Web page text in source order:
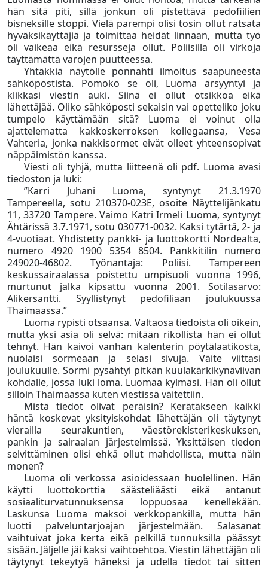
hän sitä piti, sillä jonkun oli pistettävä pedofiilien
bisneksille stoppi. Vielä parempi olisi tosin ollut ratsata
hyväksikäyttäjiä ja toimittaa heidät linnaan, mutta työ
oli vaikeaa eikä resursseja ollut. Poliisilla oli virkoja
täyttämättä varojen puutteessa.
Yhtäkkiä näytölle ponnahti ilmoitus saapuneesta
sähköpostista. Pomoko se oli, Luoma ärsyyntyi ja
klikkasi viestin auki. Siinä ei ollut otsikkoa eikä
lähettäjää. Oliko sähköposti sekaisin vai opetteliko joku
tumpelo käyttämään sitä? Luoma ei voinut olla
ajattelematta kakkoskerroksen kollegaansa, Vesa
Vahteria, jonka nakkisormet eivät olleet yhteensopivat
näppäimistön kanssa.
Viesti oli tyhjä, mutta liitteenä oli pdf. Luoma avasi
tiedoston ja luki:
”Karri Juhani Luoma, syntynyt 21.3.1970
Tampereella, sotu 210370-023E, osoite Näyttelijänkatu
11, 33720 Tampere. Vaimo Katri Irmeli Luoma, syntynyt
Ähtärissä 3.7.1971, sotu 030771-0032. Kaksi tytärtä, 2- ja
4-vuotiaat. Yhdistetty pankki- ja luottokortti Nordealta,
numero 4920 1900 5354 8504. Pankkitilin numero
249020-46802. Työnantaja: Poliisi. Tampereen
keskussairaalassa poistettu umpisuoli vuonna 1996,
murtunut jalka kipsattu vuonna 2001. Sotilasarvo:
Alikersantti. Syyllistynyt pedofiliaan joulukuussa
Thaimaassa.”
Luoma rypisti otsaansa. Valtaosa tiedoista oli oikein,
mutta yksi asia oli selvä: mitään rikollista hän ei ollut
tehnyt. Hän kaivoi vanhan kalenterin pöytälaatikosta,
nuolaisi sormeaan ja selasi sivuja. Väite viittasi
joulukuulle. Sormi pysähtyi pitkän kuulakärkikynäviivan
kohdalle, jossa luki loma. Luomaa kylmäsi. Hän oli ollut
silloin Thaimaassa kuten viestissä väitettiin.
Mistä tiedot olivat peräisin? Kerätäkseen kaikki
häntä koskevat yksityiskohdat lähettäjän oli täytynyt
vierailla seurakuntien, väestörekisterikeskuksen,
pankin ja sairaalan järjestelmissä. Yksittäisen tiedon
selvittäminen olisi ehkä ollut mahdollista, mutta näin
monen?
Luoma oli verkossa asioidessaan huolellinen. Hän
käytti luottokorttia säästeliäästi eikä antanut
sosiaaliturvatunnuksensa loppuosaa kenellekään.
Laskunsa Luoma maksoi verkkopankilla, mutta hän
luotti palveluntarjoajan järjestelmään. Salasanat
vaihtuivat joka kerta eikä pelkillä tunnuksilla päässyt
sisään. Jäljelle jäi kaksi vaihtoehtoa. Viestin lähettäjän oli
täytynyt tekeytyä häneksi ja udella tiedot tai sitten